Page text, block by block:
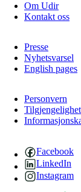
Om Udir
Kontakt oss
Presse
Nyhetsvarsel
English pages
Personvern
Facebook
LinkedIn
Instagram